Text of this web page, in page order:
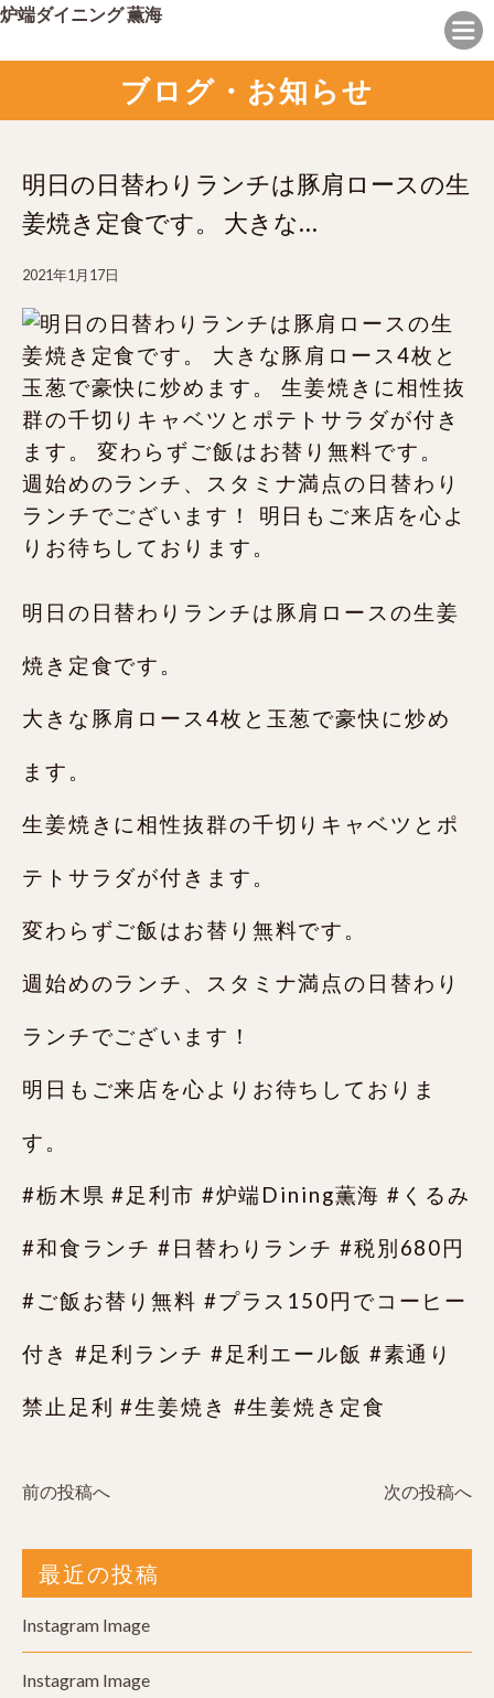
炉端ダイニング 薫海
ブログ・お知らせ
明日の日替わりランチは豚肩ロースの生
姜焼き定食です。 大きな…
2021年1月17日
明日の日替わりランチは豚肩ロースの生姜
焼き定食です。
大きな豚肩ロース4枚と玉葱で豪快に炒め
ます。
生姜焼きに相性抜群の千切りキャベツとポ
テトサラダが付きます。
変わらずご飯はお替り無料です。
週始めのランチ、スタミナ満点の日替わり
ランチでございます！
明日もご来店を心よりお待ちしておりま
す。
#栃木県 #足利市 #炉端Dining薫海 #くるみ
#和食ランチ #日替わりランチ #税別680円
#ご飯お替り無料 #プラス150円でコーヒー
付き #足利ランチ #足利エール飯 #素通り
禁止足利 #生姜焼き #生姜焼き定食
前の投稿へ 次の投稿へ
最近の投稿
Instagram Image
Instagram Image